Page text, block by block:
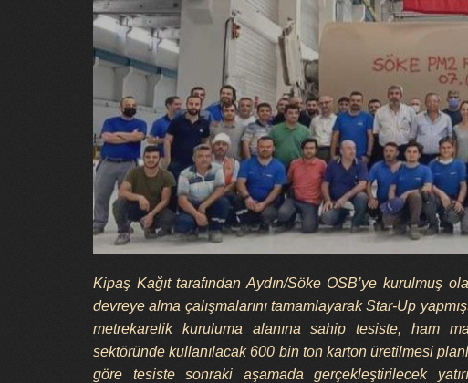
Kipaş Kağıt tarafından Aydın/Söke OSB’ye kurulmuş
devreye alma çalışmalarını tamamlayarak Star-Up
metrekarelik kuruluma alanına sahip tesiste, ham
sektöründe kullanılacak 600 bin ton karton üretilmesi
göre tesiste sonraki aşamada gerçekleştirilecek